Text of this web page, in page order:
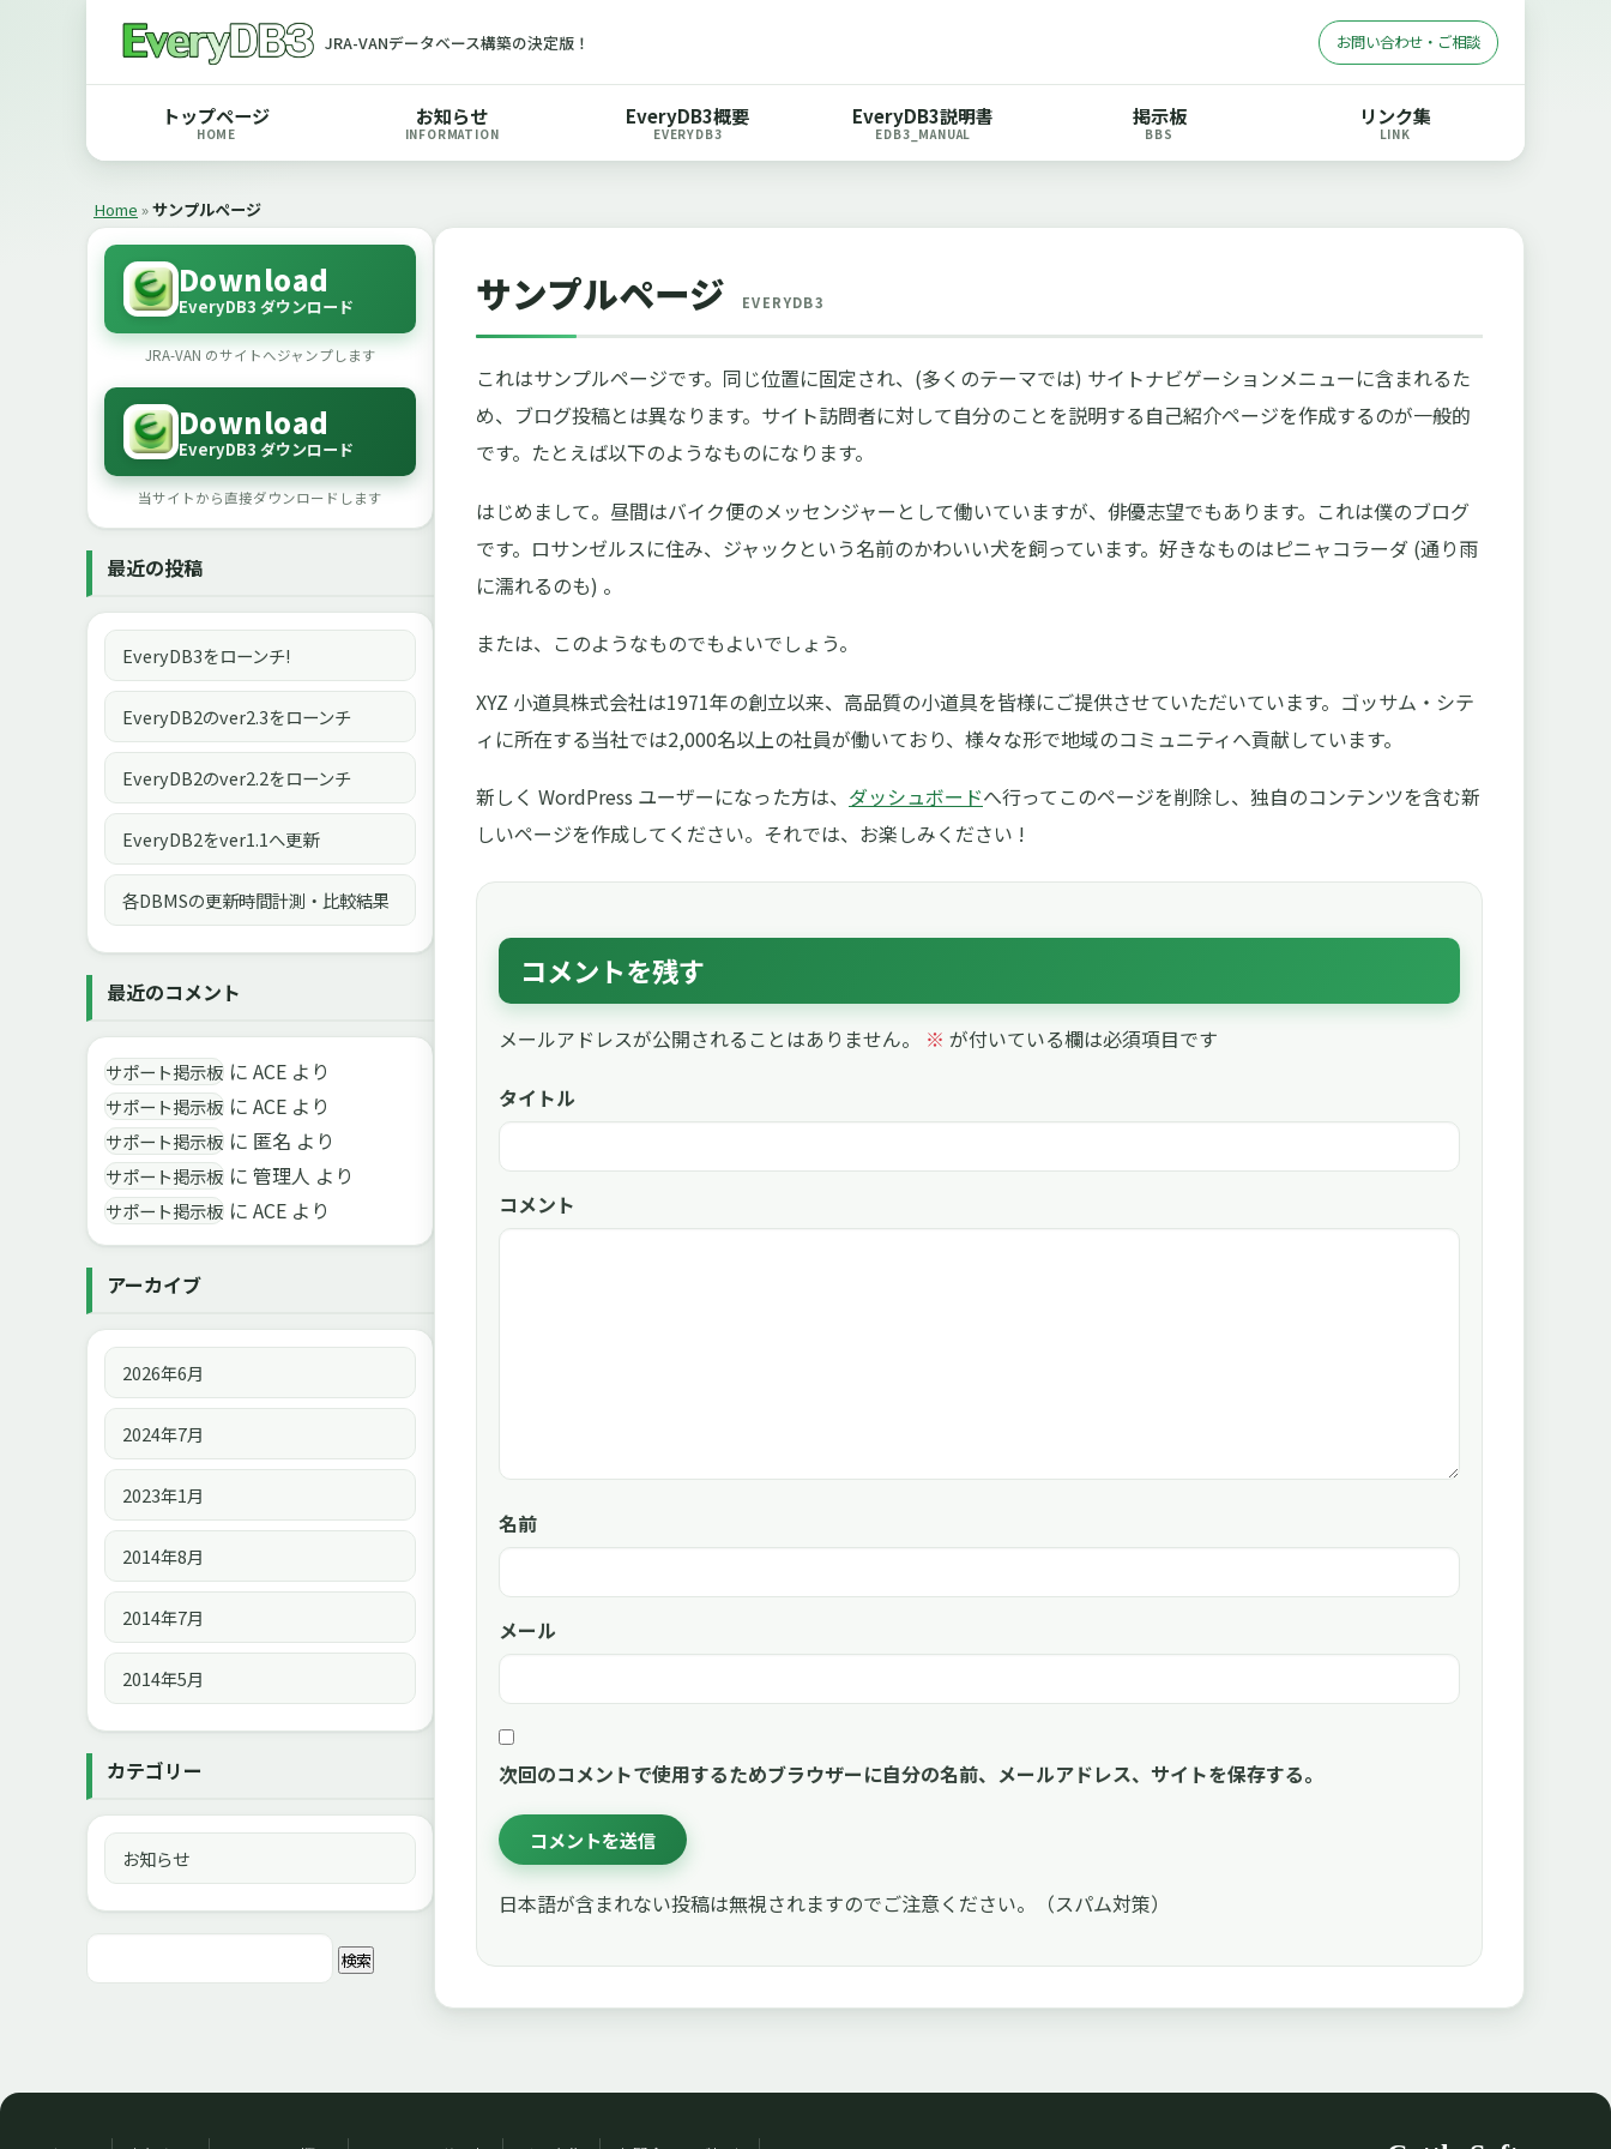
JRA-VANデータベース構築の決定版！ お問い合わせ・ご相談
トップページ
HOME
お知らせ
INFORMATION
EveryDB3概要
EVERYDB3
EveryDB3説明書
EDB3_MANUAL
掲示板
BBS
リンク集
LINK
Home »サンプルページ
サンプルページ EVERYDB3
これはサンプルページです。同じ位置に固定され、(多くのテーマでは) サイトナビゲーションメニューに含まれるた
め、ブログ投稿とは異なります。サイト訪問者に対して自分のことを説明する自己紹介ページを作成するのが一般的
です。たとえば以下のようなものになります。
はじめまして。昼間はバイク便のメッセンジャーとして働いていますが、俳優志望でもあります。これは僕のブログ
です。ロサンゼルスに住み、ジャックという名前のかわいい犬を飼っています。好きなものはピニャコラーダ (通り雨
に濡れるのも) 。
または、このようなものでもよいでしょう。
XYZ 小道具株式会社は1971年の創立以来、高品質の小道具を皆様にご提供させていただいています。ゴッサム・シテ
ィに所在する当社では2,000名以上の社員が働いており、様々な形で地域のコミュニティへ貢献しています。
新しく WordPress ユーザーになった方は、 ダッシュボードへ行ってこのページを削除し、独自のコンテンツを含む新
しいページを作成してください。それでは、お楽しみください !
コメントを残す
メールアドレスが公開されることはありません。 ※ が付いている欄は必須項目です
タイトル
コメント
名前
メール
次回のコメントで使用するためブラウザーに自分の名前、メールアドレス、サイトを保存する。
日本語が含まれない投稿は無視されますのでご注意ください。（スパム対策）
Download
EveryDB3 ダウンロード
JRA-VAN のサイトへジャンプします
Download
EveryDB3 ダウンロード
当サイトから直接ダウンロードします
最近の投稿
EveryDB3をローンチ!
EveryDB2のver2.3をローンチ
EveryDB2のver2.2をローンチ
EveryDB2をver1.1へ更新
各DBMSの更新時間計測・比較結果
最近のコメント
サポート掲示板 に ACE より
サポート掲示板 に ACE より
サポート掲示板 に 匿名 より
サポート掲示板 に 管理人 より
サポート掲示板 に ACE より
アーカイブ
2026年6月
2024年7月
2023年1月
2014年8月
2014年7月
2014年5月
カテゴリー
お知らせ
検
索: